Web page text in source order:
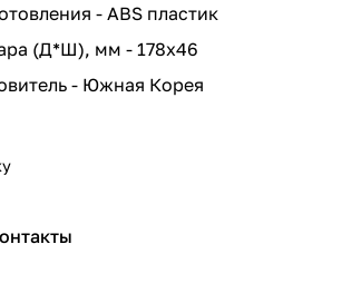
- ABS пластик
(Д*Ш), мм - 178x46
- Южная Корея